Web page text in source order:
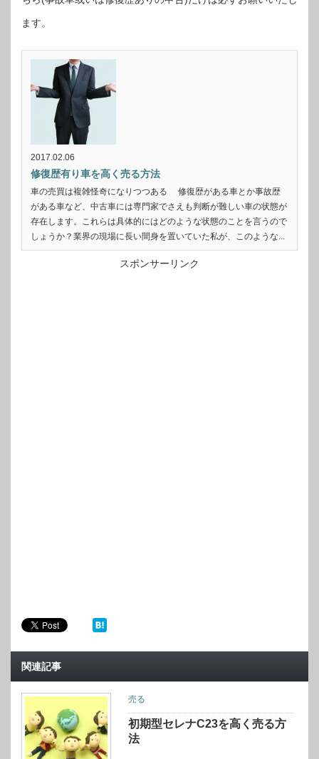
ます。
2017.02.06
修復歴有り車を高く売る方法
車の売買は複雑怪奇になりつつある 修復歴がある車とか事故歴
がある車など、中古車には専門家でさえも判断が難しい車の状態が
存在します。これらは具体的にはどのような状態のことを言うので
しょうか？業界の現場に長い間身を置いていた私が、このような...
スポンサーリンク
関連記事
売る
初期型セレナC23を高く売る方
法